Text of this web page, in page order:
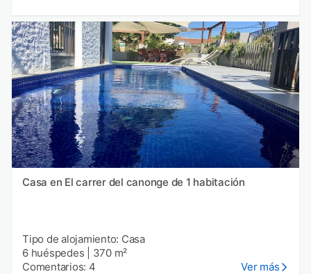
Casa en El carrer del canonge de 1 habitación
Tipo de alojamiento: Casa
6 huéspedes
370 m²
Comentarios: 4
Ver más